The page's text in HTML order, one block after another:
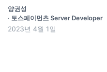
양권성
· 토스페이먼츠 Server Developer
2023년 4월 1일